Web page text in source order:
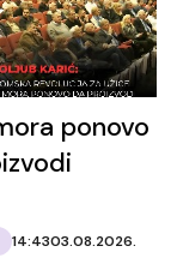
ponovo
14:4303.08.2026.